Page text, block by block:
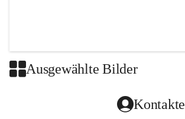
Ausgewählte Bilder
Kontakte